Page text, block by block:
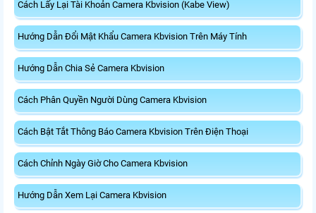
Cách Lấy Lại Tài Khoản Camera Kbvision (Kabe View)
Hướng Dẫn Đổi Mật Khẩu Camera Kbvision Trên Máy Tính
Hướng Dẫn Chia Sẻ Camera Kbvision
Cách Phân Quyền Người Dùng Camera Kbvision
Cách Bật Tắt Thông Báo Camera Kbvision Trên Điện Thoại
Cách Chỉnh Ngày Giờ Cho Camera Kbvision
Hướng Dẫn Xem Lại Camera Kbvision